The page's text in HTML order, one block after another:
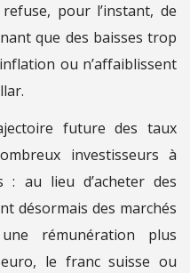
pour l’instant, de
que des baisses trop
ou n’affaiblissent
future des taux
investisseurs à
: au lieu d’acheter des
désormais des marchés
rémunération plus
le franc suisse ou